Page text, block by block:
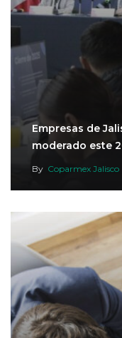
Empresas de
moderado este
By Coparmex Jalisco